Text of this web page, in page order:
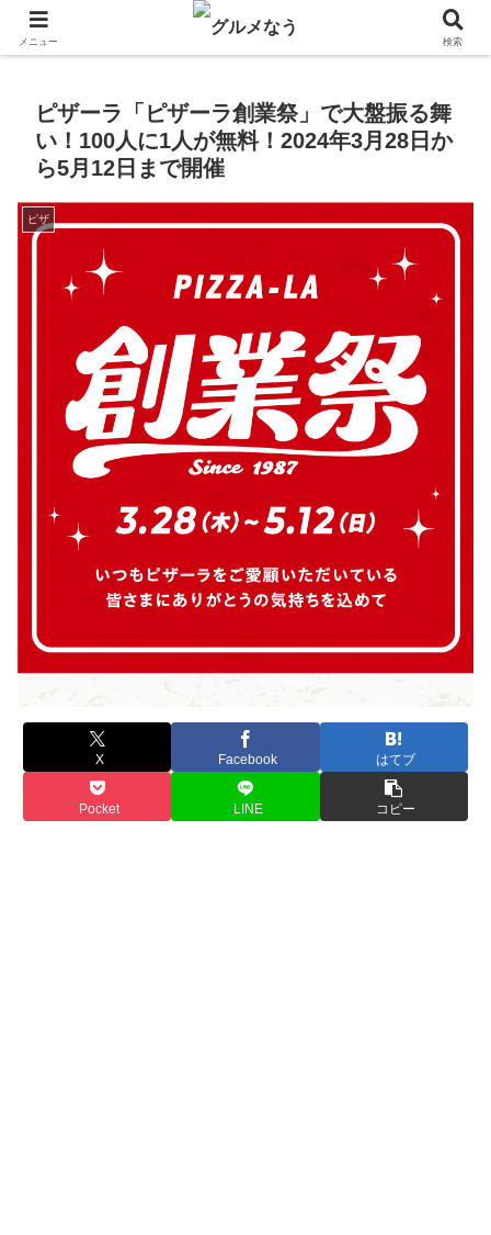
飲食店キャンペーン・食品飲料お菓子新発売のグルメニュース。
ピザーラ「ピザーラ創業祭」で大盤振る舞
い！100人に1人が無料！2024年3月28日か
ら5月12日まで開催
ピザ
X Facebook はてブ
Pocket LINE コピー
メニュー 検索